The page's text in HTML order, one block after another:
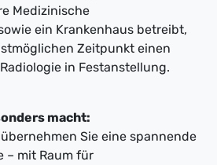
Medizinische
ein Krankenhaus betreibt,
Zeitpunkt einen
in Festanstellung.
macht:
Sie eine spannende
– mit Raum für